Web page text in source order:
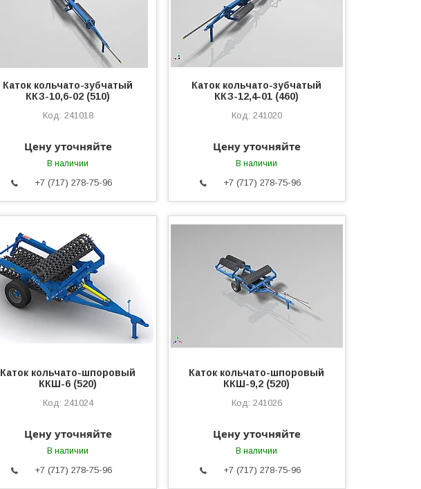
Каток кольчато-зубчатый
ККЗ-10,6-02 (510)
241018
Цену уточняйте
В наличии
+7 (717) 278-75-96
Каток кольчато-зубчатый
ККЗ-12,4-01 (460)
241020
Цену уточняйте
В наличии
+7 (717) 278-75-96
Каток кольчато-шпоровый
ККШ-6 (520)
241024
Цену уточняйте
В наличии
+7 (717) 278-75-96
Каток кольчато-шпоровый
ККШ-9,2 (520)
241026
Цену уточняйте
В наличии
+7 (717) 278-75-96